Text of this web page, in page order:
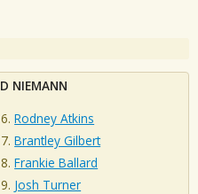
NIEMANN
Rodney Atkins
Brantley Gilbert
Frankie Ballard
Josh Turner